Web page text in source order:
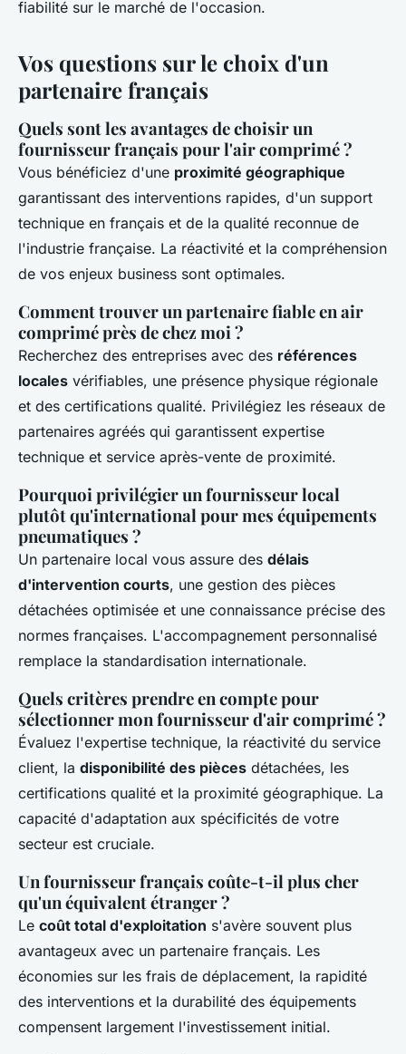
fiabilité sur le marché de l'occasion.
Vos questions sur le choix d'un
partenaire français
Quels sont les avantages de choisir un
fournisseur français pour l'air comprimé ?
Vous bénéficiez d'une proximité géographique
garantissant des interventions rapides, d'un support
technique en français et de la qualité reconnue de
l'industrie française. La réactivité et la compréhension
de vos enjeux business sont optimales.
Comment trouver un partenaire fiable en air
comprimé près de chez moi ?
Recherchez des entreprises avec des références
locales vérifiables, une présence physique régionale
et des certifications qualité. Privilégiez les réseaux de
partenaires agréés qui garantissent expertise
technique et service après-vente de proximité.
Pourquoi privilégier un fournisseur local
plutôt qu'international pour mes équipements
pneumatiques ?
Un partenaire local vous assure des délais
d'intervention courts, une gestion des pièces
détachées optimisée et une connaissance précise des
normes françaises. L'accompagnement personnalisé
remplace la standardisation internationale.
Quels critères prendre en compte pour
sélectionner mon fournisseur d'air comprimé ?
Évaluez l'expertise technique, la réactivité du service
client, la disponibilité des pièces détachées, les
certifications qualité et la proximité géographique. La
capacité d'adaptation aux spécificités de votre
secteur est cruciale.
Un fournisseur français coûte-t-il plus cher
qu'un équivalent étranger ?
Le coût total d'exploitation s'avère souvent plus
avantageux avec un partenaire français. Les
économies sur les frais de déplacement, la rapidité
des interventions et la durabilité des équipements
compensent largement l'investissement initial.